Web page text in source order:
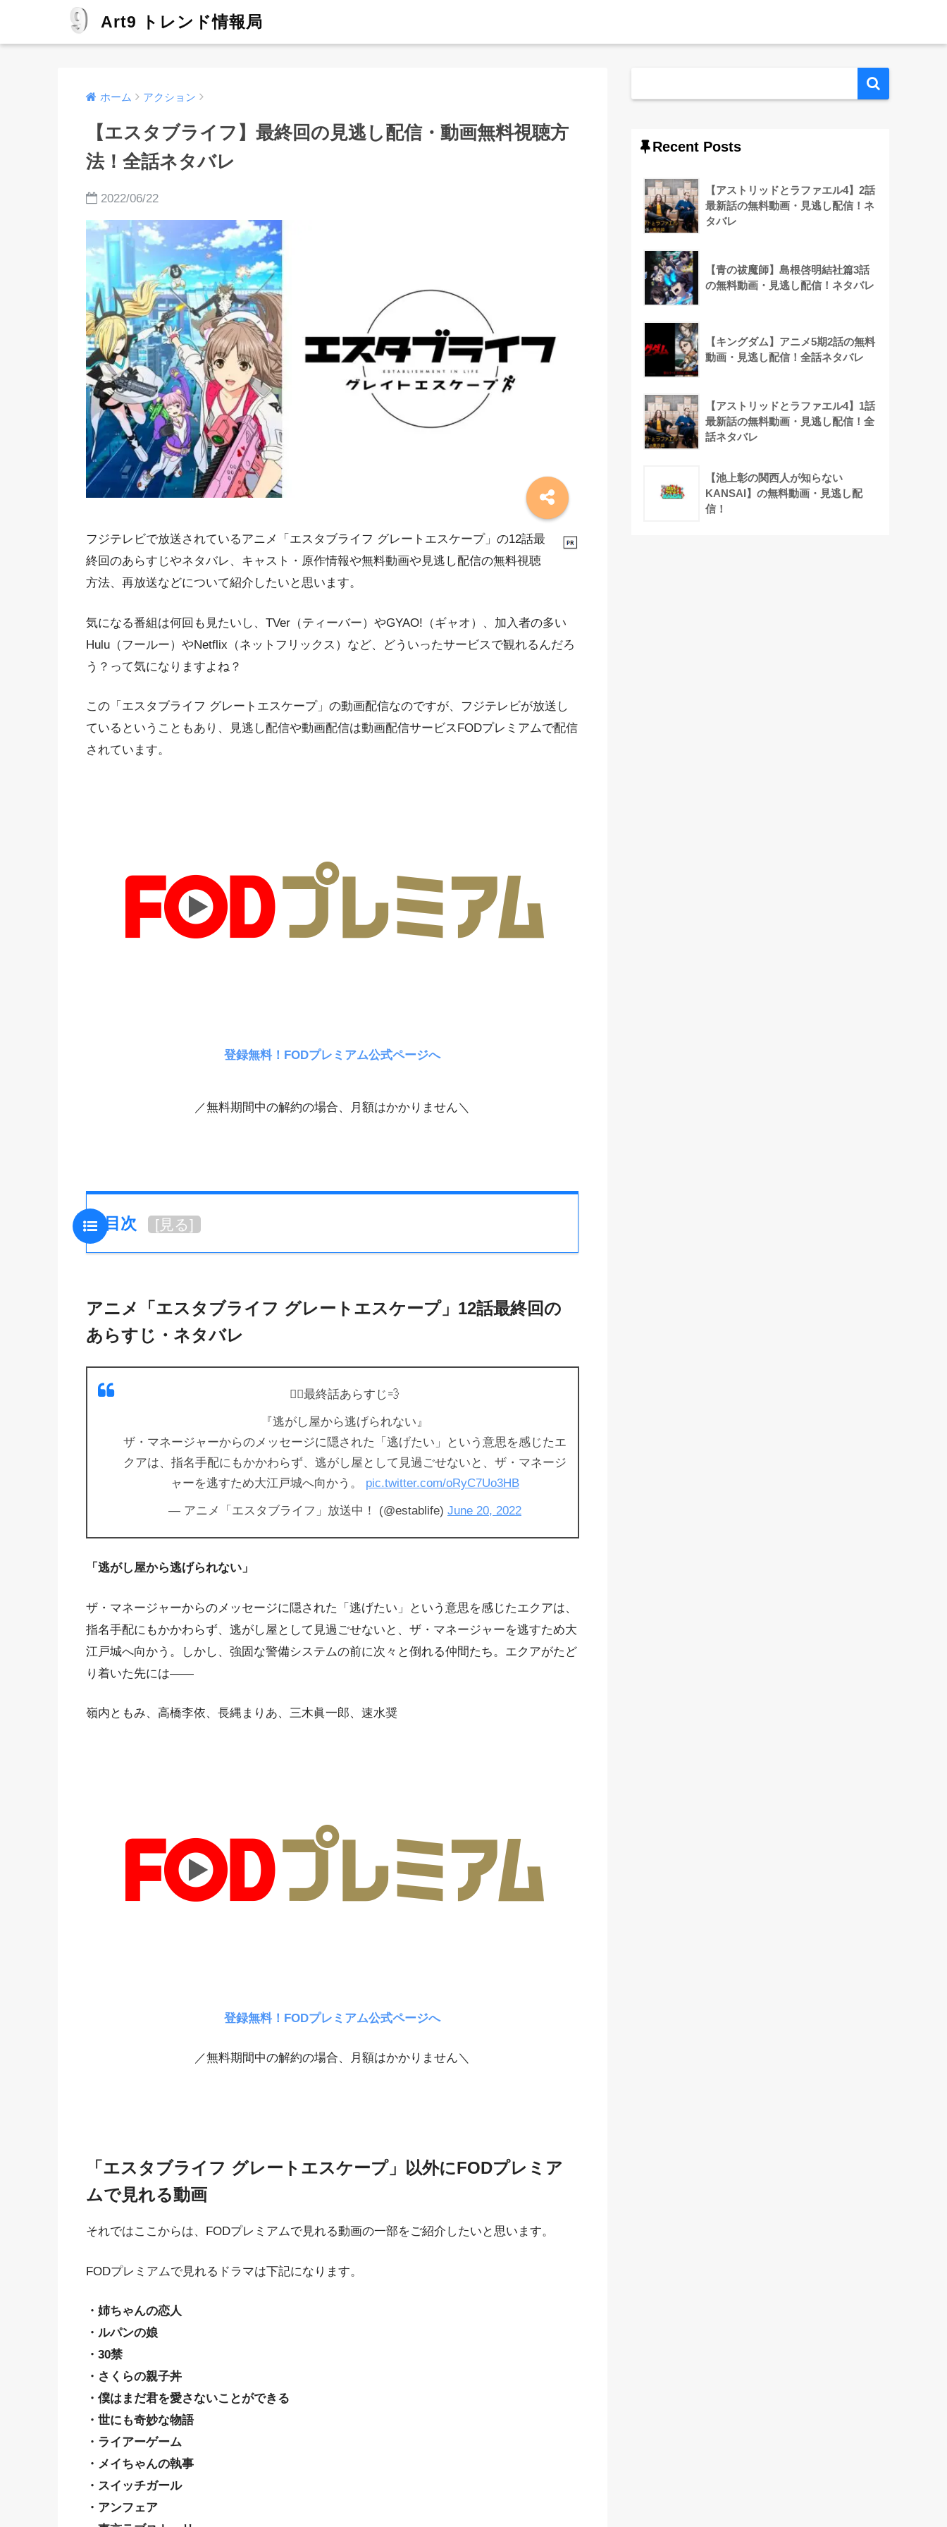
Art9 トレンド情報局
ホーム アクション
【エスタブライフ】最終回の見逃し配信・動画無料視聴方
法！全話ネタバレ
2022/06/22
フジテレビで放送されているアニメ「エスタブライフ グレートエスケープ」の12話最
終回のあらすじやネタバレ、キャスト・原作情報や無料動画や見逃し配信の無料視聴
方法、再放送などについて紹介したいと思います。
気になる番組は何回も見たいし、TVer（ティーバー）やGYAO!（ギャオ）、加入者の多い
Hulu（フールー）やNetflix（ネットフリックス）など、どういったサービスで観れるんだろ
う？って気になりますよね？
この「エスタブライフ グレートエスケープ」の動画配信なのですが、フジテレビが放送し
ているということもあり、見逃し配信や動画配信は動画配信サービスFODプレミアムで配信
されています。
登録無料！FODプレミアム公式ページへ
／無料期間中の解約の場合、月額はかかりません＼
目次 [見る]
アニメ「エスタブライフ グレートエスケープ」12話最終回の
あらすじ・ネタバレ
🏃‍♀️最終話あらすじ💨
『逃がし屋から逃げられない』
ザ・マネージャーからのメッセージに隠された「逃げたい」という意思を感じたエ
クアは、指名手配にもかかわらず、逃がし屋として見過ごせないと、ザ・マネージ
ャーを逃すため大江戸城へ向かう。 pic.twitter.com/oRyC7Uo3HB
— アニメ「エスタブライフ」放送中！ (@establife) June 20, 2022
「逃がし屋から逃げられない」
ザ・マネージャーからのメッセージに隠された「逃げたい」という意思を感じたエクアは、
指名手配にもかかわらず、逃がし屋として見過ごせないと、ザ・マネージャーを逃すため大
江戸城へ向かう。しかし、強固な警備システムの前に次々と倒れる仲間たち。エクアがたど
り着いた先には――
嶺内ともみ、高橋李依、長縄まりあ、三木眞一郎、速水奨
登録無料！FODプレミアム公式ページへ
／無料期間中の解約の場合、月額はかかりません＼
「エスタブライフ グレートエスケープ」以外にFODプレミア
ムで見れる動画
それではここからは、FODプレミアムで見れる動画の一部をご紹介したいと思います。
FODプレミアムで見れるドラマは下記になります。
・姉ちゃんの恋人
・ルパンの娘
・30禁
・さくらの親子丼
・僕はまだ君を愛さないことができる
・世にも奇妙な物語
・ライアーゲーム
・メイちゃんの執事
・スイッチガール
・アンフェア
Recent Posts
【アストリッドとラファエル4】2話
最新話の無料動画・見逃し配信！ネ
タバレ
【青の祓魔師】島根啓明結社篇3話
の無料動画・見逃し配信！ネタバレ
【キングダム】アニメ5期2話の無料
動画・見逃し配信！全話ネタバレ
【アストリッドとラファエル4】1話
最新話の無料動画・見逃し配信！全
話ネタバレ
【池上彰の関西人が知らない
KANSAI】の無料動画・見逃し配
信！